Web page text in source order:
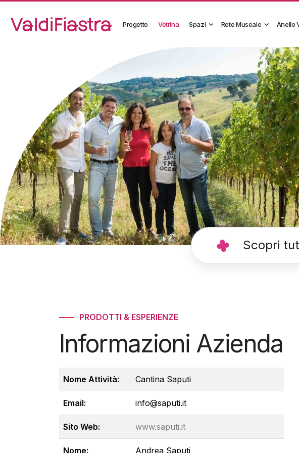
Progetto Vetrina Spazi Rete Museale Anello
Scopri
PRODOTTI & ESPERIENZE
Informazioni Azienda
Nome Attività: Cantina Saputi
Email: info@saputi.it
Sito Web: www.saputi.it
Nome: Andrea Saputi